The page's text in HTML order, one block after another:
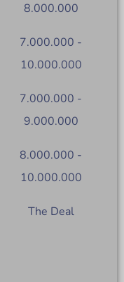
8.000.000
7.000.000 -
10.000.000
7.000.000 -
9.000.000
8.000.000 -
10.000.000
The Deal